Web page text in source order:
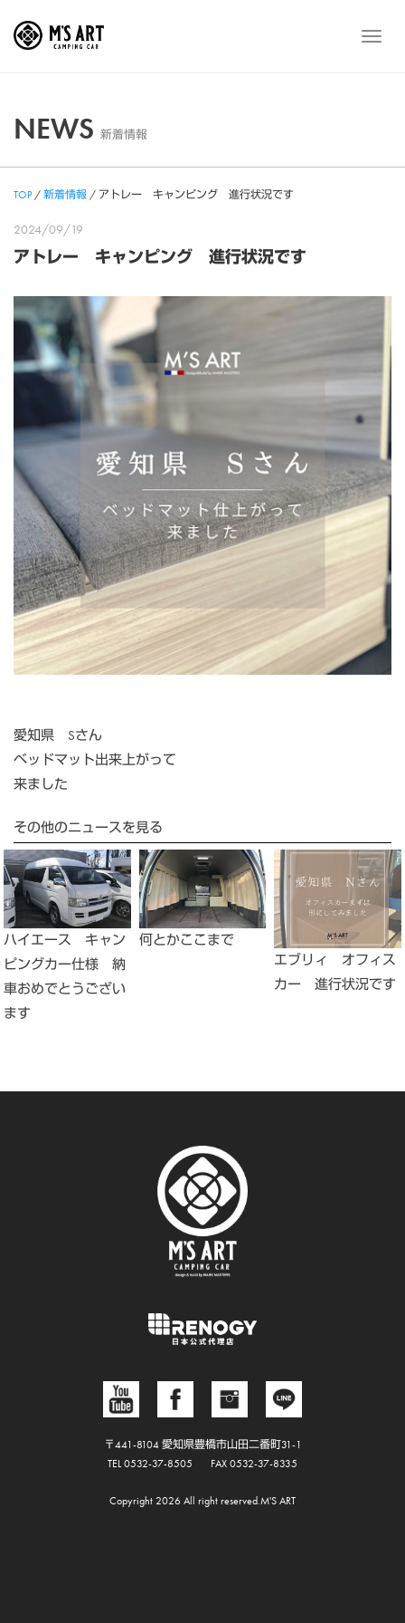
メ
NEWS 新着情報
TOP/新着情報 / アトレー キャンピング 進行状況です
2024/09/19
アトレー キャンピング 進行状況です
愛知県 Sさん
ベッドマット出来上がって
来ました
その他のニュースを見る
ハイエース キャン
ピングカー仕様 納
車おめでとうござい
ます
何とかここまで
エブリィ オフィス
カー 進行状況です
〒441-8104 愛知県豊橋市山田二番町31-1
TEL 0532-37-8505
FAX 0532-37-8335
Copyright 2026 All right reserved.M'S ART